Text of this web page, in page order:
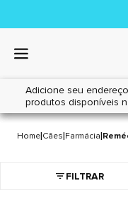
Adicione seu
produtos disponíveis
REMÉDIO PARA
Home|Cães|Farmácia|
FILTRAR